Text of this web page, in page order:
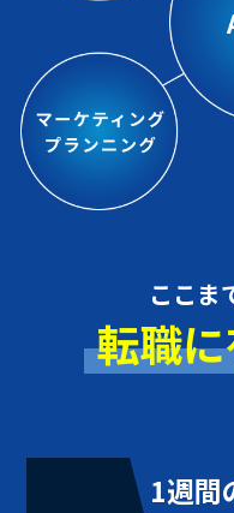
ここま
転職
1週間